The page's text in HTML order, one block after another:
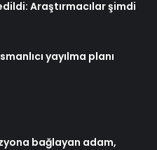
Araştırmacılar şimdi
yayılma planı
bağlayan adam,